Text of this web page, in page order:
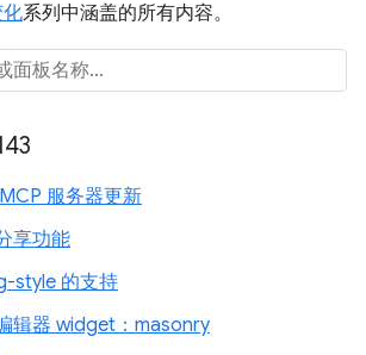
系列中涵盖的所有内容。
服务器更新
享功能
style 的支持
辑器 widget：masonry